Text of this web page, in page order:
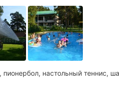
настольный теннис,